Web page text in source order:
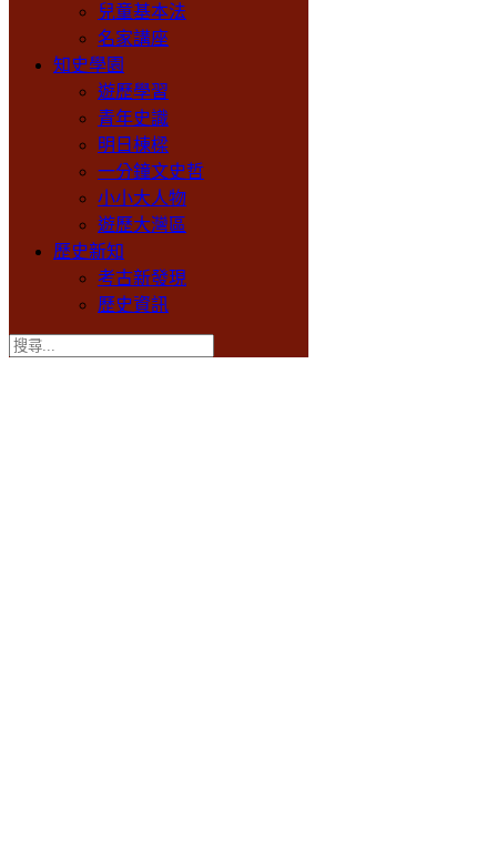
兒童基本法
名家講座
知史學園
遊歷學習
青年史識
明日棟樑
一分鐘文史哲
小小大人物
遊歷大灣區
歷史新知
考古新發現
歷史資訊